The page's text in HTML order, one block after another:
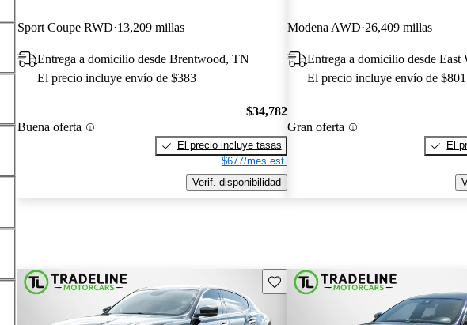
Sport Coupe RWD 13,209 millas
Entrega a domicilio desde Brentwood, TN
El precio incluye envío de $383
Buena oferta
$34,782
El precio incluye tasas
$677/mes est.
Verif. disponibilidad
Modena AWD 26,409 millas
Entrega a domicilio desde East
El precio incluye envío de $801
Gran oferta
El
Guarda este Aviso